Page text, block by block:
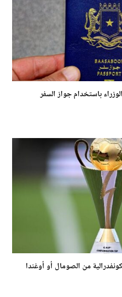
باستخدام جواز السفر
من الصومال أو أوغندا